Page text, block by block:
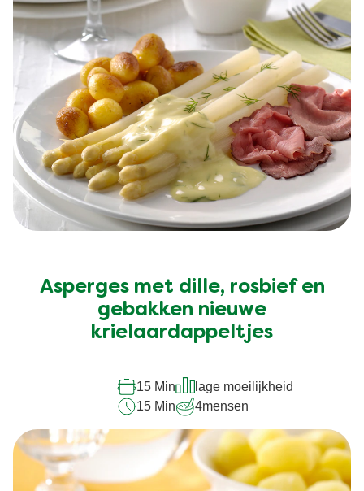
Asperges met dille, rosbief en
gebakken nieuwe
krielaardappeltjes
15 Min
lage moeilijkheid
15 Min
4mensen